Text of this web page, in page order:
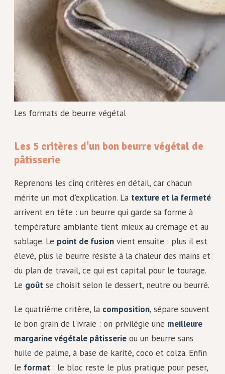
Les formats de beurre végétal
Les 5 critères d'un bon beurre végétal de
pâtisserie
Reprenons les cinq critères en détail, car chacun
mérite un mot d'explication. La texture et la fermeté
arrivent en tête : un beurre qui garde sa forme à
température ambiante tient mieux au crémage et au
sablage. Le point de fusion vient ensuite : plus il est
élevé, plus le beurre résiste à la chaleur des mains et
du plan de travail, ce qui est capital pour le tourage.
Le goût se choisit selon le dessert, neutre ou beurré.
Le quatrième critère, la composition, sépare souvent
le bon grain de l'ivraie : on privilégie une meilleure
margarine végétale pâtisserie ou un beurre sans
huile de palme, à base de karité, coco et colza. Enfin
le format : le bloc reste le plus pratique pour peser,